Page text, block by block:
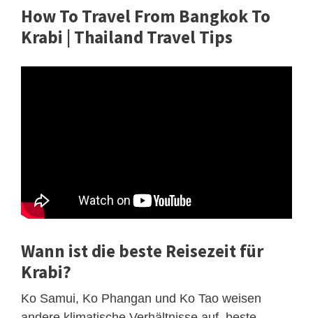
How To Travel From Bangkok To
Krabi | Thailand Travel Tips
Wann ist die beste Reisezeit für
Krabi?
Ko Samui, Ko Phangan und Ko Tao weisen